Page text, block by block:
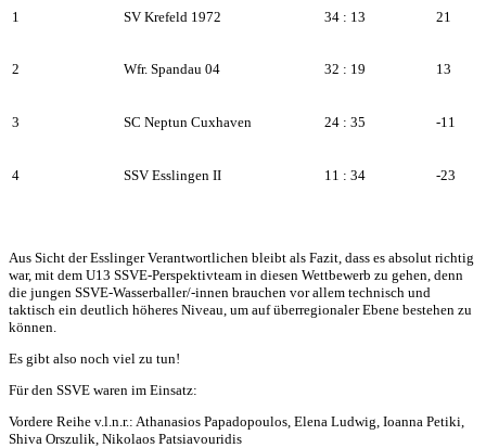
1 SV Krefeld 1972 34 : 13 21
2 Wfr. Spandau 04 32 : 19 13
3 SC Neptun Cuxhaven 24 : 35 -11
4 SSV Esslingen II 11 : 34 -23
Aus Sicht der Esslinger Verantwortlichen bleibt als Fazit, dass es absolut richtig
war, mit dem U13 SSVE-Perspektivteam in diesen Wettbewerb zu gehen, denn
die jungen SSVE-Wasserballer/-innen brauchen vor allem technisch und
taktisch ein deutlich höheres Niveau, um auf überregionaler Ebene bestehen zu
können.
Es gibt also noch viel zu tun!
Für den SSVE waren im Einsatz:
Vordere Reihe v.l.n.r.: Athanasios Papadopoulos, Elena Ludwig, Ioanna Petiki,
Shiva Orszulik, Nikolaos Patsiavouridis